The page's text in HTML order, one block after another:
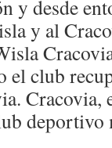
y desde
y al
el club
Cracovia,
deportivo